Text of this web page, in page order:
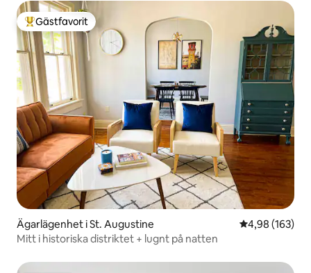
Populär gästfavorit
Gästfavorit
Ägarlägenhet i St. Augustine 4,98 av 5 i
4,98 (163)
Mitt i historiska distriktet + lugnt på natten